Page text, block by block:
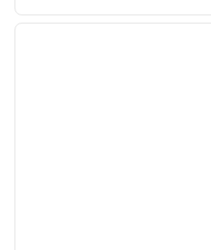
1 dari 12